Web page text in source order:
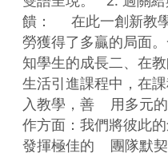
饋：     在此一創新教
勞獲得了多贏的局面
知學生的成長二、在
生活引進課程中，在
入教學，善    用多元
作方面：我們將彼此
發揮極佳的    團隊默